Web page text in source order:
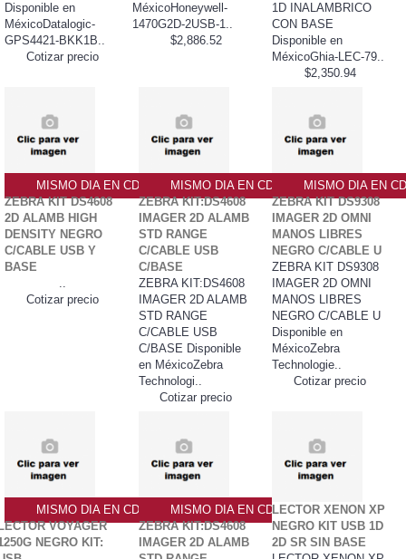
Disponible en
MéxicoDatalogic-
GPS4421-BKK1B..
Cotizar precio
MéxicoHoneywell-
1470G2D-2USB-1..
$2,886.52
1D INALAMBRICO
CON BASE
Disponible en
MéxicoGhia-LEC-79..
$2,350.94
MISMO DIA EN CDMX
ZEBRA KIT DS4608
2D ALAMB HIGH
DENSITY NEGRO
C/CABLE USB Y
BASE
..
Cotizar precio
MISMO DIA EN CDMX
ZEBRA KIT:DS4608
IMAGER 2D ALAMB
STD RANGE
C/CABLE USB
C/BASE
ZEBRA KIT:DS4608
IMAGER 2D ALAMB
STD RANGE
C/CABLE USB
C/BASE Disponible
en MéxicoZebra
Technologi..
Cotizar precio
MISMO DIA EN
ZEBRA KIT DS9308
IMAGER 2D OMNI
MANOS LIBRES
NEGRO C/CABLE U
ZEBRA KIT DS9308
IMAGER 2D OMNI
MANOS LIBRES
NEGRO C/CABLE U
Disponible en
MéxicoZebra
Technologie..
Cotizar precio
MISMO DIA EN CDMX
VOYAGER
NEGRO KIT:
MISMO DIA EN CDMX
ZEBRA KIT:DS4608
IMAGER 2D ALAMB
LECTOR XENON XP
NEGRO KIT USB 1D
2D SR SIN BASE